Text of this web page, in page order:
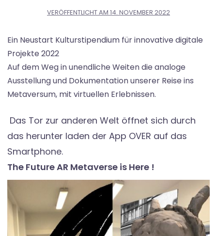
VERÖFFENTLICHT AM 14. NOVEMBER 2022
Ein Neustart Kulturstipendium für innovative digitale
Projekte 2022
Auf dem Weg in unendliche Weiten die analoge
Ausstellung und Dokumentation unserer Reise ins
Metaversum, mit virtuellen Erlebnissen.
Das Tor zur anderen Welt öffnet sich durch
das herunter laden der App OVER auf das
Smartphone.
The Future AR Metaverse is Here !